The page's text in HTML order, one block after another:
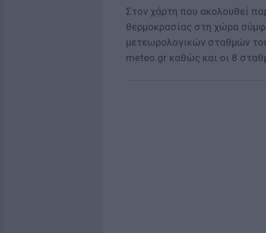
Στον χάρτη που ακολουθεί
θερμοκρασίας στη χώρα
μετεωρολογικών σταθμών
meteo.gr καθώς και οι 8